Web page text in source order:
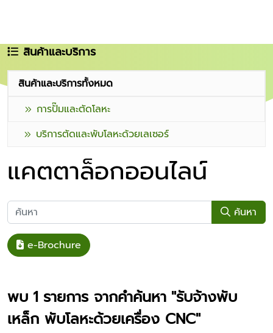
สินค้าและบริการ
สินค้าและบริการทั้งหมด
การปั๊มและตัดโลหะ
บริการตัดและพับโลหะด้วยเลเซอร์
แคตตาล็อกออนไลน์
ค้นหา
e-Brochure
พบ 1 รายการ จากคำค้นหา "รับจ้างพับ
เหล็ก พับโลหะด้วยเครื่อง CNC"